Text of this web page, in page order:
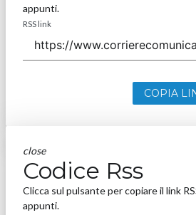
appunti.
RSS link
COPIA
close
Codice Rss
Clicca sul pulsante per copiare il link
appunti.